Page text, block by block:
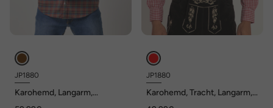
JP1880
Karohemd, Langarm,
JP1880
Karohemd, Tracht, Langarm,